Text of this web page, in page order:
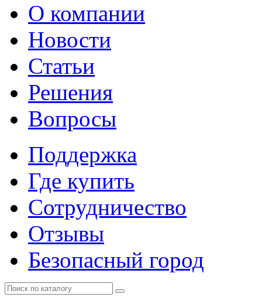
О компании
Новости
Статьи
Решения
Вопросы
Поддержка
Где купить
Сотрудничество
Отзывы
Безопасный город